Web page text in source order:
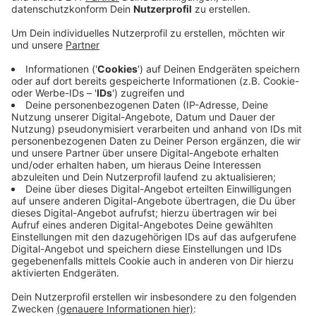
Veröffentlicht:Mittwoch, 25.03.2020 06:13
Darauf weist die Verbraucherzentrale Leverkusen
noch einmal hin, da durch die Corona-Krise in vielen
Läden das Klopapier vergriffen ist. Auch die
Technischen Betriebe der Stadt schließen sich da an:
Insbesondere feuchtes Toilettenpapier führe jedes
Jahr mehrfach dazu, dass Pumpen in der Stadt kaputt
gehen – und der Austausch sei sehr kostspielig.
Wenn das Klopapier leer ist, hilft nur der gute alte
Waschlappen, die Dusche – oder der Griff zum
Mülleimer, um Küchenrolle, Taschentücher und Co zu
Anzeige